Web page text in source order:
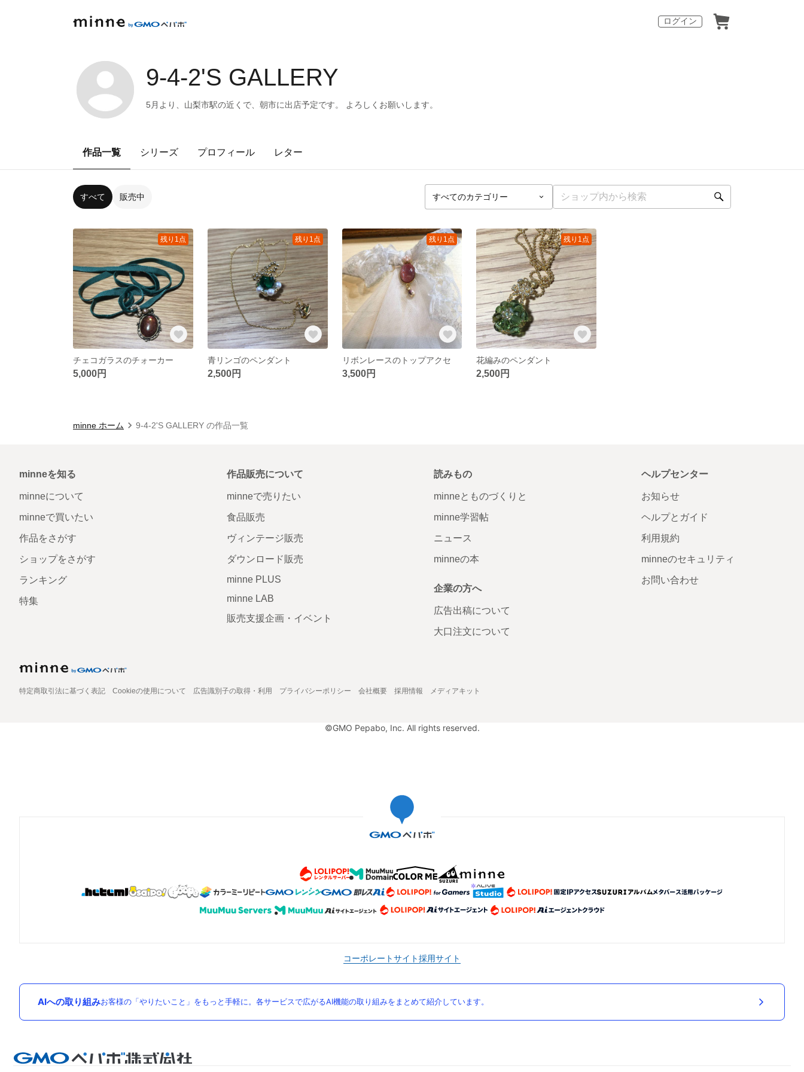
ログイン
9-4-2'S GALLERY
5月より、山梨市駅の近くで、朝市に出店予定です。 よろしくお願いします。
作品一覧 シリーズ プロフィール レター
すべて 販売中
残り1点
チェコガラスのチォーカー
5,000円
残り1点
青リンゴのペンダント
2,500円
残り1点
リボンレースのトップアクセ
3,500円
残り1点
花編みのペンダント
2,500円
minne ホーム 9-4-2'S GALLERY の作品一覧
minneを知る
minneについて
minneで買いたい
作品をさがす
ショップをさがす
ランキング
特集
作品販売について
minneで売りたい
食品販売
ヴィンテージ販売
ダウンロード販売
minne PLUS
minne LAB
販売支援企画・イベント
読みもの
minneとものづくりと
minne学習帖
ニュース
minneの本
企業の方へ
広告出稿について
大口注文について
ヘルプセンター
お知らせ
ヘルプとガイド
利用規約
minneのセキュリティ
お問い合わせ
特定商取引法に基づく表記 Cookieの使用について 広告識別子の取得・利用 プライバシーポリシー 会社概要 採用情報 メディアキット
©GMO Pepabo, Inc. All rights reserved.
コーポレートサイト採用サイト
AIへの取り組みお客様の「やりたいこと」をもっと手軽に。各サービスで広がるAI機能の取り組みをまとめて紹介しています。